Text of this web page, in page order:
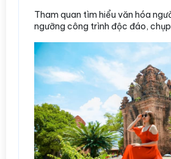
Tham quan tìm hiểu văn hóa
ngưỡng công trình độc đáo, chụp